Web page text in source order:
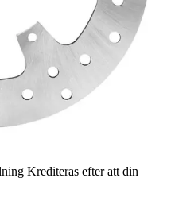
Krediteras efter att din